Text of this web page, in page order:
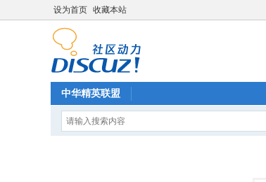
设为首页 收藏本站
中华精英联盟